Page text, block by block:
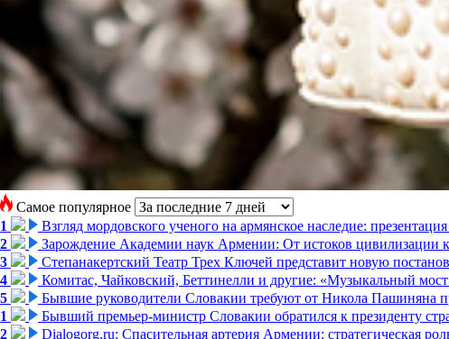
Самое популярное
1
Взгляд мордовского ученого на армянское наследие:
2
Зарождение Академии наук Армении: От истоков цивилизации
3
Степанакертский Театр Трех Ключей представит новую
4
Комитас, Чайковский, Беттинелли и другие: «Музыкальный
5
Бывшие руководители Словакии требуют от Никола Пашиняна
1
Бывший премьер-министр Словакии обратился к президенту
2
Dialogorg.ru: Спасительная артерия Армении: стратегическая